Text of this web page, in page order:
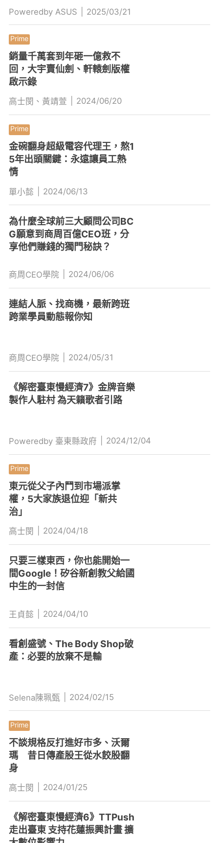
Poweredby ASUS 2025/03/21
銷量千萬套到年砸一億救不
回，大宇賣仙劍、軒轅劍版權
啟示錄
高士閔、黃靖萱 2024/06/20
金碗翻身超級電容代理王，熬1
5年出頭關鍵：永遠讓員工熱
情
單小懿 2024/06/13
為什麼全球前三大顧問公司BC
G願意到商周百億CEO班，分
享他們賺錢的獨門秘訣？
商周CEO學院 2024/06/06
連結人脈、找商機，最新跨班
跨業學員動態報你知
商周CEO學院 2024/05/31
《解密臺東慢經濟7》金牌音樂
製作人駐村 為天籟歌者引路
Poweredby 臺東縣政府 2024/12/04
東元從父子內鬥到市場派掌
權，5大家族退位迎「新共
治」
高士閔 2024/04/18
只要三樣東西，你也能開始一
間Google！矽谷新創教父給國
中生的一封信
王貞懿 2024/04/10
看創盛號、The Body Shop破
產：必要的放棄不是輸
Selena陳珮甄 2024/02/15
不談規格反打進好市多、沃爾
瑪 昔日傳產股王從水餃股翻
身
高士閔 2024/01/25
《解密臺東慢經濟6》TTPush
走出臺東 支持花蓮振興計畫 擴